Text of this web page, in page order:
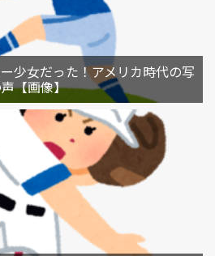
少女だった！アメリカ時代の写
【画像】